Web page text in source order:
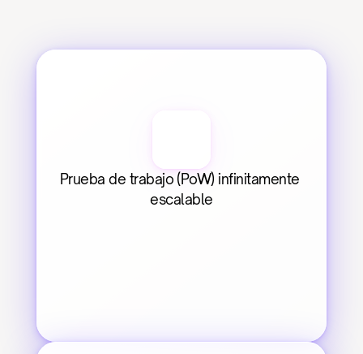
Prueba de trabajo (PoW) infinitamente
escalable